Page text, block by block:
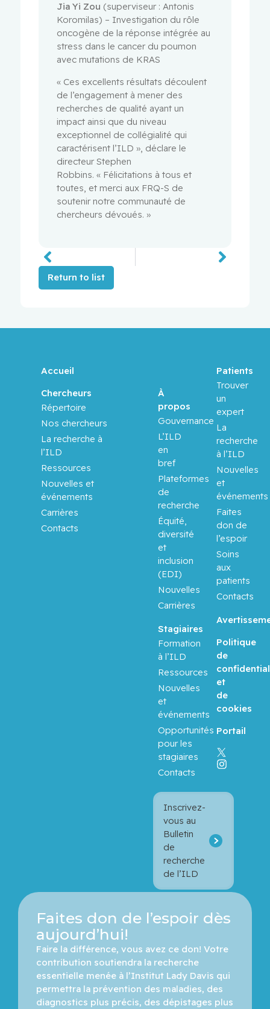
Jia Yi Zou (superviseur : Antonis
Koromilas) – Investigation du rôle
oncogène de la réponse intégrée au
stress dans le cancer du poumon
avec mutations de KRAS
« Ces excellents résultats découlent
de l’engagement à mener des
recherches de qualité ayant un
impact ainsi que du niveau
exceptionnel de collégialité qui
caractérisent l’ILD », déclare le
directeur Stephen
Robbins. « Félicitations à tous et
toutes, et merci aux FRQ-S de
soutenir notre communauté de
chercheurs dévoués. »
Return to list
Accueil
Chercheurs
Répertoire
Nos chercheurs
La recherche à
l’ILD
Ressources
Nouvelles et
événements
Carrières
Contacts
Inscrivez-
vous au
Bulletin
de
recherche
de l’ILD
Stagiaires
Formation
à l’ILD
Ressources
Nouvelles
et
événements
Opportunités
pour les
stagiaires
Contacts
À
propos
Gouvernance
L’ILD
en
bref
Plateformes
de
recherche
Équité,
diversité
et
inclusion
(EDI)
Nouvelles
Carrières
Patients
Trouver
un
expert
La
recherche
à l’ILD
Nouvelles
et
événements
Faites
don de
l’espoir
Soins
aux
patients
Contacts
Politique
de
et
de
cookies
Portail
Faites don de l’espoir dès
aujourd’hui!
Faire la différence, vous avez ce don! Votre
contribution soutiendra la recherche
essentielle menée à l’Institut Lady Davis qui
permettra la prévention des maladies, des
diagnostics plus précis, des dépistages plus